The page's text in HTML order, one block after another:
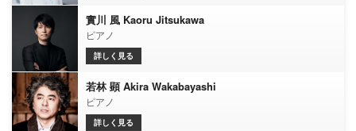
實川 風 Kaoru Jitsukawa
ピアノ
詳しく見る
若林 顕 Akira Wakabayashi
ピアノ
詳しく見る